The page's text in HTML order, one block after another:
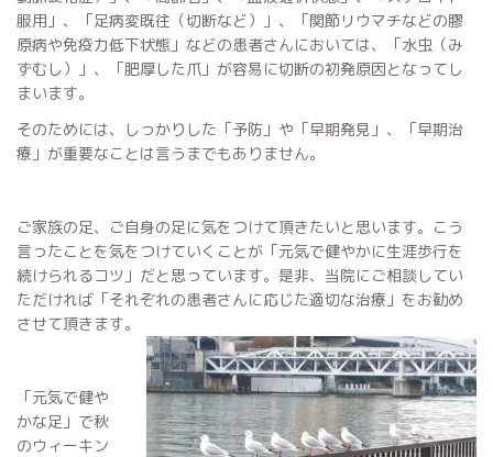
服用」、「足病変既往（切断など）」、「関節リウマチなどの膠
原病や免疫力低下状態」などの患者さんにおいては、「水虫（み
ずむし）」、「肥厚した爪」が容易に切断の初発原因となってし
まいます。
そのためには、しっかりした「予防」や「早期発見」、「早期治
療」が重要なことは言うまでもありません。
ご家族の足、ご自身の足に気をつけて頂きたいと思います。こう
言ったことを気をつけていくことが「元気で健やかに生涯歩行を
続けられるコツ」だと思っています。是非、当院にご相談してい
ただければ「それぞれの患者さんに応じた適切な治療」をお勧め
させて頂きます。
「元気で健や
かな足」で秋
のウィーキン